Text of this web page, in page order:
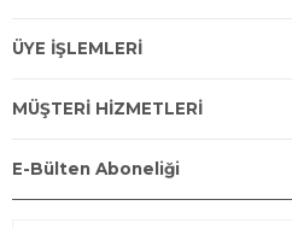
ÜYE İŞLEMLERİ
MÜŞTERİ HİZMETLERİ
E-Bülten Aboneliği